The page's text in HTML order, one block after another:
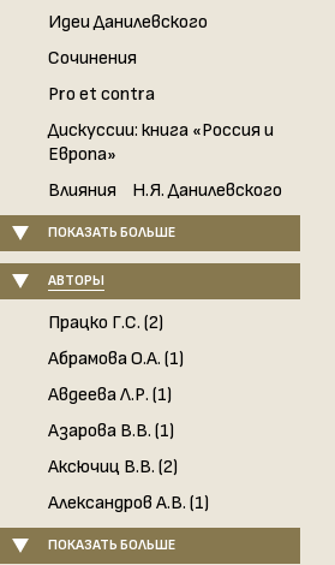
Идеи Данилевского
Сочинения
Pro et contra
Дискуссии: книга «Россия и
Европа»
Влияния Н.Я. Данилевского
ПОКАЗАТЬ БОЛЬШЕ
АВТОРЫ
Працко Г.С. (2)
Абрамова О.А. (1)
Авдеева Л.Р. (1)
Азарова В.В. (1)
Аксючиц В.В. (2)
Александров А.В. (1)
ПОКАЗАТЬ БОЛЬШЕ